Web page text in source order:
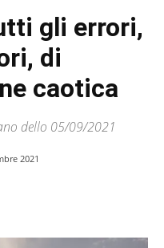
gli errori,
di
caotica
dello 05/09/2021
2021